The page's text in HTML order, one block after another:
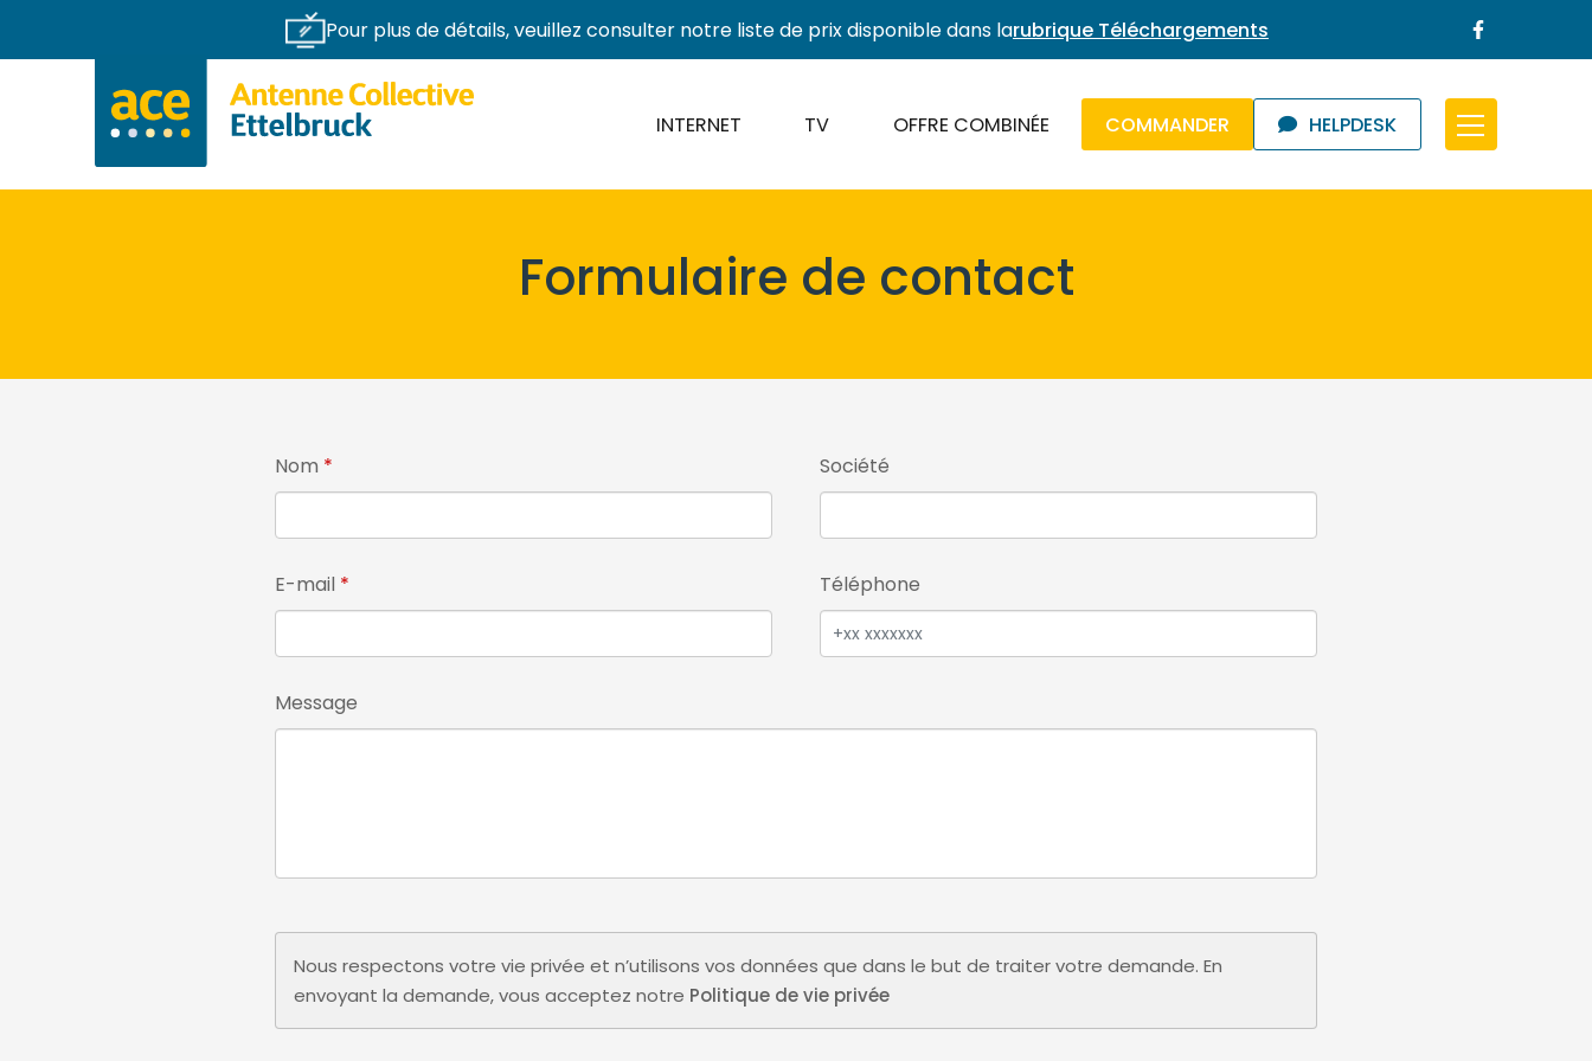
Pour plus de détails, veuillez consulter notre liste de prix disponible dans larubrique Téléchargements
Passer au contenu
INTERNET TV OFFRE COMBINÉE COMMANDER HELPDESK
Formulaire de contact
Nom
E-mail
Société
Téléphone
Message
Nous respectons votre vie privée et n’utilisons vos données que dans le but de traiter votre demande. En
envoyant la demande, vous acceptez notre Politique de vie privée